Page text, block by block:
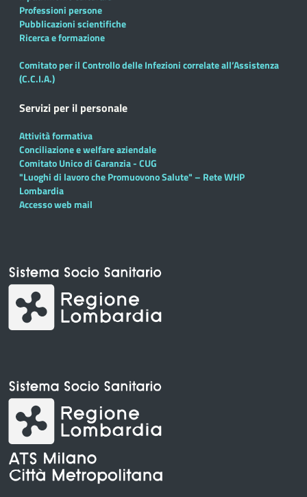
Professioni persone
Pubblicazioni scientifiche
Ricerca e formazione
Comitato per il Controllo delle Infezioni correlate all’Assistenza
(C.C.I.A.)
Servizi per il personale
Attività formativa
Conciliazione e welfare aziendale
Comitato Unico di Garanzia - CUG
"Luoghi di lavoro che Promuovono Salute" – Rete WHP
Lombardia
Accesso web mail